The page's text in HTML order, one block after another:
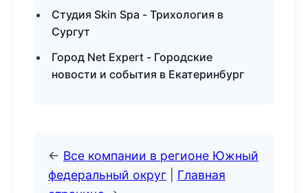
Студия Skin Spa - Трихология в
Сургут
Город Net Expert - Городские
новости и события в Екатеринбург
← Все компании в регионе Южный
федеральный округ
Главная